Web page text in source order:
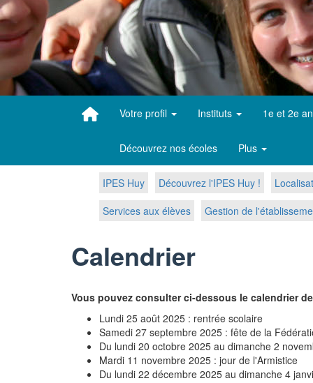
Votre profil Instituts 1e et 2e
Découvrez nos écoles Plus
IPES Huy Découvrez l'IPES Huy !
Services aux élèves
Gestion de
Calendrier
Vous pouvez consulter ci-dessous le calendrier
Lundi 25 août 2025 : rentrée scolaire
Samedi 27 septembre 2025 : fête de la
Du lundi 20 octobre 2025 au dimanche 2
Mardi 11 novembre 2025 : jour de l'Armistice
Du lundi 22 décembre 2025 au dimanche 4